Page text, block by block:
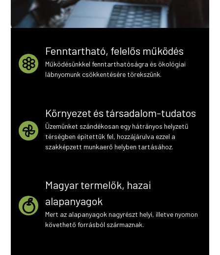
Fenntartható, felelős működés
Működésünkkel fenntarthatóságra és ökológiai
lábnyomunk csökkentésére törekszünk.
Környezet és társadalom-tudatos
Üzemünket szándékosan egy hátrányos helyzetű
térségben építettük fel, hozzájárulva ezzel a
szakképzett munkaerő helyben tartásához.
Magyar termelők, hazai
alapanyagok
Mert az alapanyagok nagyrészt helyi, illetve nyomon
követhető forrásból származnak.